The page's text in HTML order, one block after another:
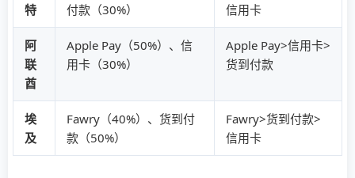
特
付款（30%）
信用卡
阿
联
酋
Apple Pay（50%）、信
用卡（30%）
Apple Pay>信用卡>
货到付款
埃
及
Fawry（40%）、货到付
款（50%）
Fawry>货到付款>
信用卡